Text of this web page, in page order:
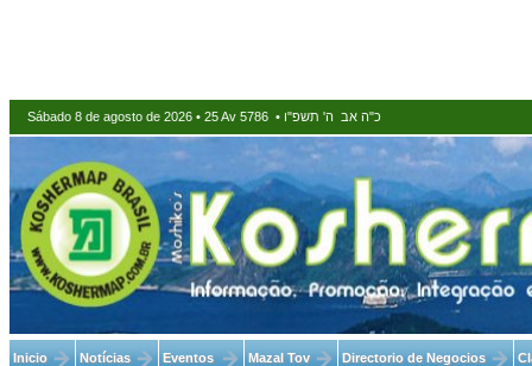
Sábado 8 de agosto de 2026 • 25 Av 5786 • כ"ה אב ה' תשפ"ו
Inicio Notícias Eventos Mazal Tov Directorio de Negocios